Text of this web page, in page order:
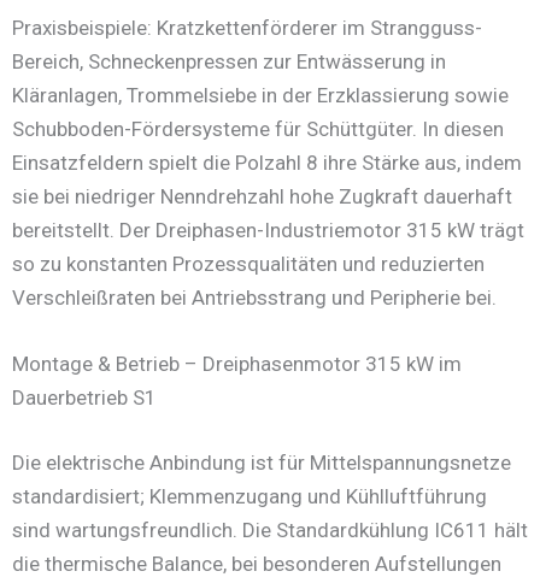
Praxisbeispiele: Kratzkettenförderer im Strangguss-
Bereich, Schneckenpressen zur Entwässerung in
Kläranlagen, Trommelsiebe in der Erzklassierung sowie
Schubboden-Fördersysteme für Schüttgüter. In diesen
Einsatzfeldern spielt die Polzahl 8 ihre Stärke aus, indem
sie bei niedriger Nenndrehzahl hohe Zugkraft dauerhaft
bereitstellt. Der Dreiphasen-Industriemotor 315 kW trägt
so zu konstanten Prozessqualitäten und reduzierten
Verschleißraten bei Antriebsstrang und Peripherie bei.
Montage & Betrieb – Dreiphasenmotor 315 kW im
Dauerbetrieb S1
Die elektrische Anbindung ist für Mittelspannungsnetze
standardisiert; Klemmenzugang und Kühlluftführung
sind wartungsfreundlich. Die Standardkühlung IC611 hält
die thermische Balance, bei besonderen Aufstellungen